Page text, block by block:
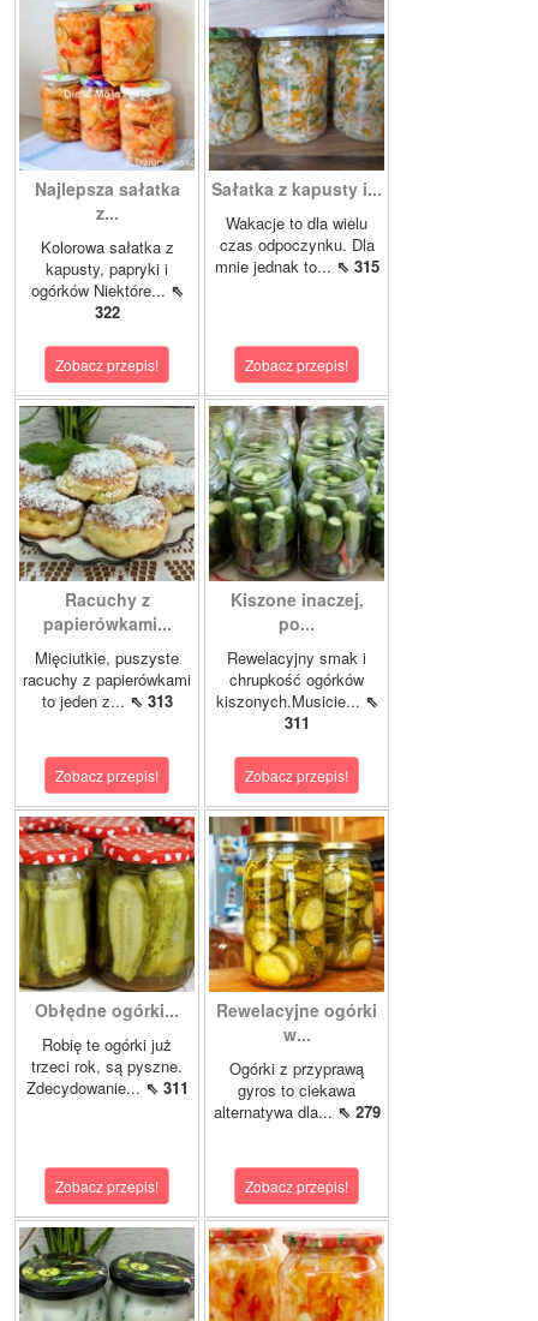
Najlepsza sałatka
z...
Kolorowa sałatka z
kapusty, papryki i
ogórków Niektóre... ⇖
322
Zobacz przepis!
Sałatka z kapusty i...
Wakacje to dla wielu
czas odpoczynku. Dla
mnie jednak to... ⇖ 315
Zobacz przepis!
Racuchy z
papierówkami...
Mięciutkie, puszyste
racuchy z papierówkami
to jeden z... ⇖ 313
Zobacz przepis!
Kiszone inaczej,
po...
Rewelacyjny smak i
chrupkość ogórków
kiszonych.Musicie... ⇖
311
Zobacz przepis!
Obłędne ogórki...
Robię te ogórki już
trzeci rok, są pyszne.
Zdecydowanie... ⇖ 311
Zobacz przepis!
Rewelacyjne ogórki
w...
Ogórki z przyprawą
gyros to ciekawa
alternatywa dla... ⇖ 279
Zobacz przepis!